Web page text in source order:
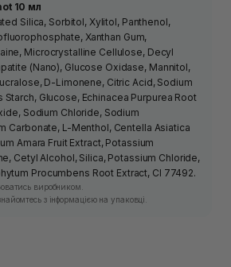
10 мл
Silica, Sorbitol, Xylitol, Panthenol,
Xanthan Gum,
Microcrystalline Cellulose, Decyl
(Nano), Glucose Oxidase, Mannitol,
D-Limonene, Citric Acid, Sodium
Glucose, Echinacea Purpurea Root
Sodium Chloride, Sodium
Carbonate, L-Menthol, Centella Asiatica
Amara Fruit Extract, Potassium
Cetyl Alcohol, Silica, Potassium Chloride,
Procumbens Root Extract, CI 77492.
виробником.
з інформацією на упаковці.